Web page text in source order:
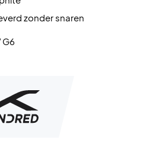
zonder snaren
G6